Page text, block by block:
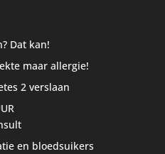
Dat kan!
maar allergie!
2 verslaan
en bloedsuikers